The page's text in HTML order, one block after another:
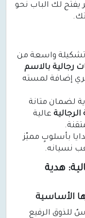
يفتح لك الباب نحو
تشكيلة واسعة من
رجالية بالاسم
إضافة لمسته
لضمان متانة
عالية
بأسلوبٍ مميّز
نسيانه.
هدية
الأساسية
للذوق الرفيع